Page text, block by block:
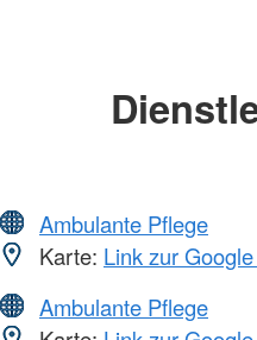
Ambulante Pflege
Karte: Link zur
Ambulante Pflege